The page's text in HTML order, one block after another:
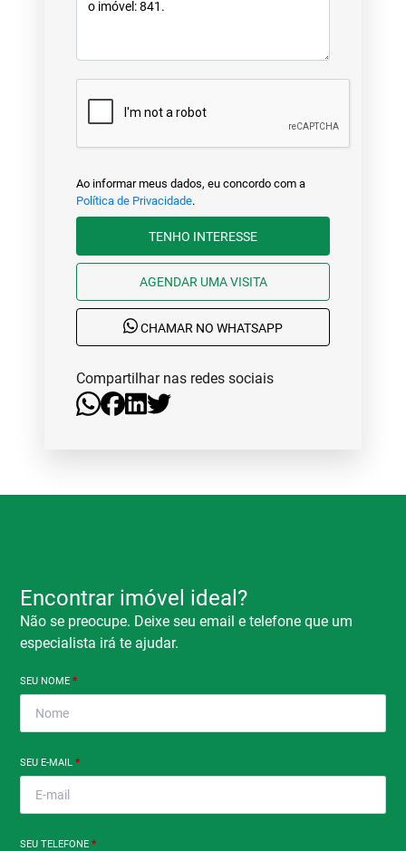
Ao informar meus dados, eu concordo com a
Política de Privacidade.
TENHO INTERESSE
AGENDAR UMA VISITA
CHAMAR NO WHATSAPP
Compartilhar nas redes sociais
Encontrar imóvel ideal?
Não se preocupe. Deixe seu email e telefone que um
especialista irá te ajudar.
SEU NOME*
SEU E-MAIL*
SEU TELEFONE*